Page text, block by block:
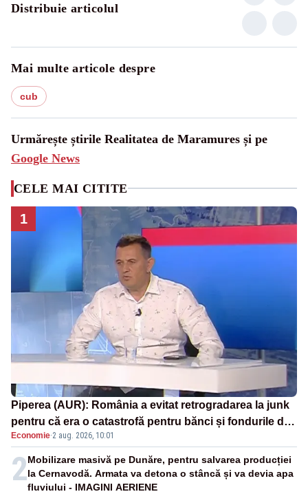
Distribuie articolul
Mai multe articole despre
cub
Urmărește știrile Realitatea de Maramures și pe
Google News
CELE MAI CITITE
1
Piperea (AUR): România a evitat retrogradarea la junk
pentru că era o catastrofă pentru bănci și fondurile de
pensii
Economie·2 aug. 2026, 10:01
2Mobilizare masivă pe Dunăre, pentru salvarea producției
la Cernavodă. Armata va detona o stâncă și va devia apa
fluviului - IMAGINI AERIENE